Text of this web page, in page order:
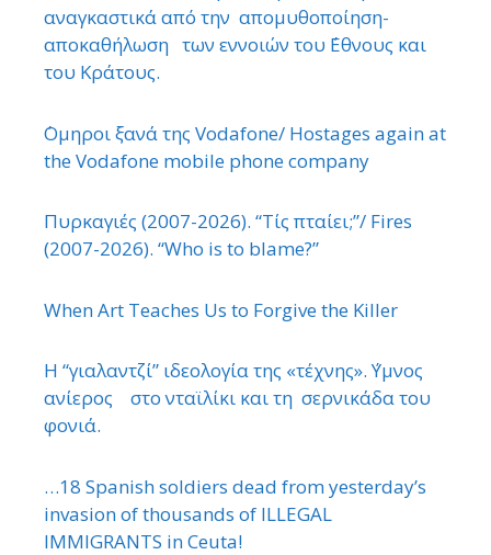
αναγκαστικά από την απομυθοποίηση-
αποκαθήλωση των εννοιών του ΄Εθνους και
του Κράτους.
΄Ομηροι ξανά της Vodafone/ Hostages again at
the Vodafone mobile phone company
Πυρκαγιές (2007-2026). “Τίς πταίει;”/ Fires
(2007-2026). “Who is to blame?”
When Art Teaches Us to Forgive the Killer
Η “γιαλαντζί” ιδεολογία της «τέχνης». ΄Υμνος
ανίερος στο νταϊλίκι και τη σερνικάδα του
φονιά.
…18 Spanish soldiers dead from yesterday’s
invasion of thousands of ILLEGAL
IMMIGRANTS in Ceuta!